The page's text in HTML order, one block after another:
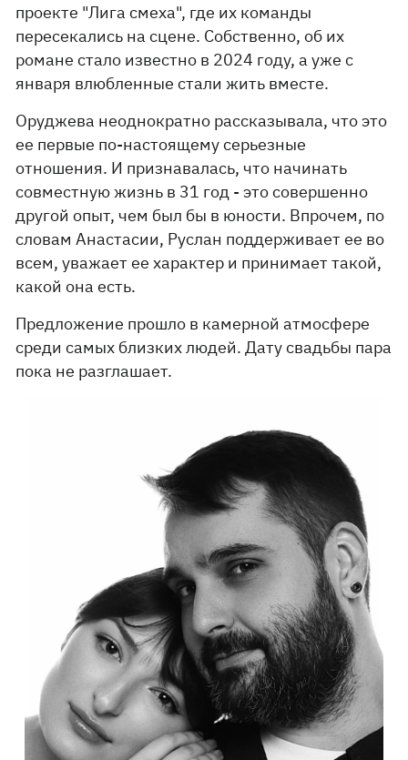
проекте "Лига смеха", где их команды
пересекались на сцене. Собственно, об их
романе стало известно в 2024 году, а уже с
января влюбленные стали жить вместе.
Оруджева неоднократно рассказывала, что это
ее первые по-настоящему серьезные
отношения. И признавалась, что начинать
совместную жизнь в 31 год - это совершенно
другой опыт, чем был бы в юности. Впрочем, по
словам Анастасии, Руслан поддерживает ее во
всем, уважает ее характер и принимает такой,
какой она есть.
Предложение прошло в камерной атмосфере
среди самых близких людей. Дату свадьбы пара
пока не разглашает.